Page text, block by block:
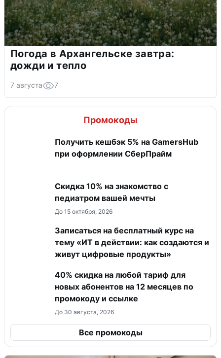
Погода в Архангельске завтра:
дожди и тепло
7 августа 7
Промокоды
Получить кешбэк 5% на GamersHub
при оформлении СберПрайм
Скидка 10% на знакомство с
педиатром вашей мечты
До 15 октября, 2026
Записаться на бесплатный курс на
тему «ИТ в действии: как создаются и
живут цифровые продукты»
40% скидка на любой тариф для
новых абонентов на 12 месяцев по
промокоду и ссылке
До 30 августа, 2026
Все промокоды